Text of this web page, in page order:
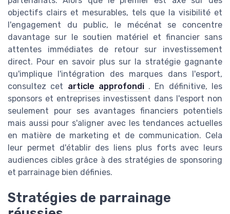
objectifs clairs et mesurables, tels que la visibilité et
l'engagement du public, le mécénat se concentre
davantage sur le soutien matériel et financier sans
attentes immédiates de retour sur investissement
direct. Pour en savoir plus sur la stratégie gagnante
qu'implique l'intégration des marques dans l'esport,
consultez cet article approfondi . En définitive, les
sponsors et entreprises investissent dans l'esport non
seulement pour ses avantages financiers potentiels
mais aussi pour s'aligner avec les tendances actuelles
en matière de marketing et de communication. Cela
leur permet d'établir des liens plus forts avec leurs
audiences cibles grâce à des stratégies de sponsoring
et parrainage bien définies.
Stratégies de parrainage